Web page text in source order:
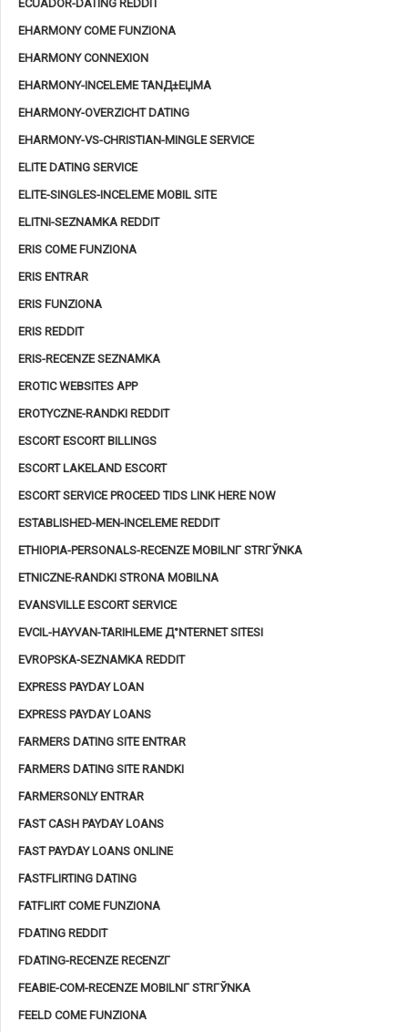
ECUADOR-DATING REDDIT
EHARMONY COME FUNZIONA
EHARMONY CONNEXION
EHARMONY-INCELEME TANД±ЕЏMA
EHARMONY-OVERZICHT DATING
EHARMONY-VS-CHRISTIAN-MINGLE SERVICE
ELITE DATING SERVICE
ELITE-SINGLES-INCELEME MOBIL SITE
ELITNI-SEZNAMKA REDDIT
ERIS COME FUNZIONA
ERIS ENTRAR
ERIS FUNZIONA
ERIS REDDIT
ERIS-RECENZE SEZNAMKA
EROTIC WEBSITES APP
EROTYCZNE-RANDKI REDDIT
ESCORT ESCORT BILLINGS
ESCORT LAKELAND ESCORT
ESCORT SERVICE PROCEED TIDS LINK HERE NOW
ESTABLISHED-MEN-INCELEME REDDIT
ETHIOPIA-PERSONALS-RECENZE MOBILNГ­ STRГЎNKA
ETNICZNE-RANDKI STRONA MOBILNA
EVANSVILLE ESCORT SERVICE
EVCIL-HAYVAN-TARIHLEME Д°NTERNET SITESI
EVROPSKA-SEZNAMKA REDDIT
EXPRESS PAYDAY LOAN
EXPRESS PAYDAY LOANS
FARMERS DATING SITE ENTRAR
FARMERS DATING SITE RANDKI
FARMERSONLY ENTRAR
FAST CASH PAYDAY LOANS
FAST PAYDAY LOANS ONLINE
FASTFLIRTING DATING
FATFLIRT COME FUNZIONA
FDATING REDDIT
FDATING-RECENZE RECENZГ­
FEABIE-COM-RECENZE MOBILNГ­ STRГЎNKA
FEELD COME FUNZIONA